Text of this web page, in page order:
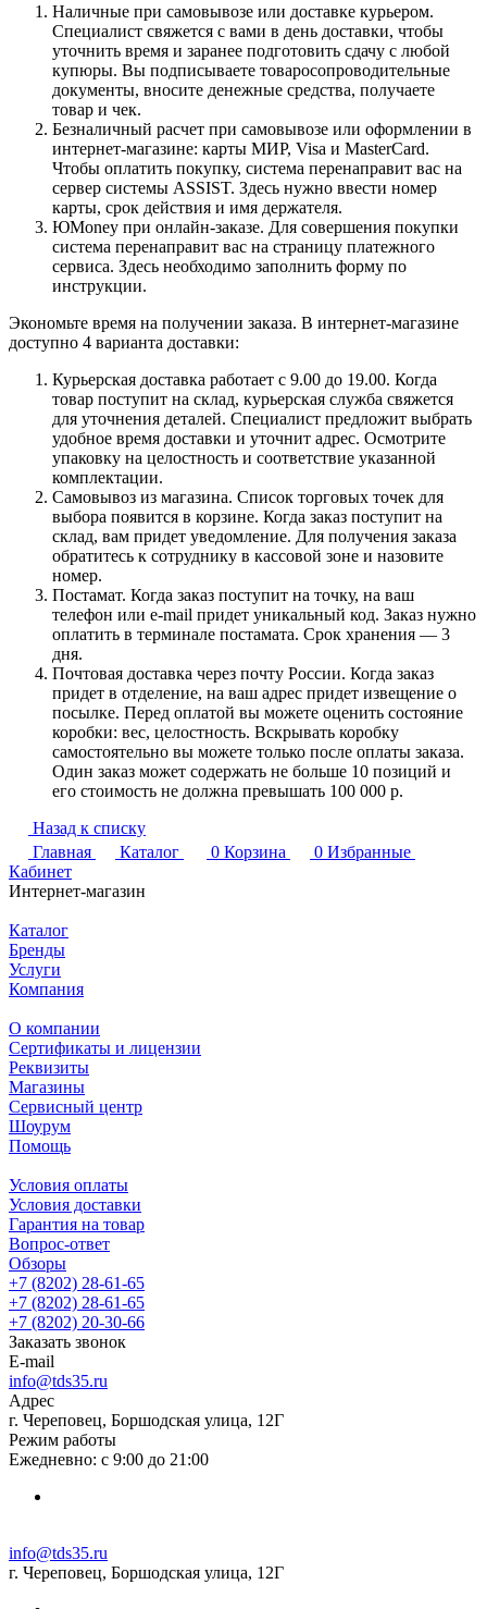
Наличные при самовывозе или доставке курьером.
Специалист свяжется с вами в день доставки, чтобы
уточнить время и заранее подготовить сдачу с любой
купюры. Вы подписываете товаросопроводительные
документы, вносите денежные средства, получаете
товар и чек.
Безналичный расчет при самовывозе или оформлении в
интернет-магазине: карты МИР, Visa и MasterCard.
Чтобы оплатить покупку, система перенаправит вас на
сервер системы ASSIST. Здесь нужно ввести номер
карты, срок действия и имя держателя.
ЮMoney при онлайн-заказе. Для совершения покупки
система перенаправит вас на страницу платежного
сервиса. Здесь необходимо заполнить форму по
инструкции.
Экономьте время на получении заказа. В интернет-магазине
доступно 4 варианта доставки:
Курьерская доставка работает с 9.00 до 19.00. Когда
товар поступит на склад, курьерская служба свяжется
для уточнения деталей. Специалист предложит выбрать
удобное время доставки и уточнит адрес. Осмотрите
упаковку на целостность и соответствие указанной
комплектации.
Самовывоз из магазина. Список торговых точек для
выбора появится в корзине. Когда заказ поступит на
склад, вам придет уведомление. Для получения заказа
обратитесь к сотруднику в кассовой зоне и назовите
номер.
Постамат. Когда заказ поступит на точку, на ваш
телефон или e-mail придет уникальный код. Заказ нужно
оплатить в терминале постамата. Срок хранения — 3
дня.
Почтовая доставка через почту России. Когда заказ
придет в отделение, на ваш адрес придет извещение о
посылке. Перед оплатой вы можете оценить состояние
коробки: вес, целостность. Вскрывать коробку
самостоятельно вы можете только после оплаты заказа.
Один заказ может содержать не больше 10 позиций и
его стоимость не должна превышать 100 000 р.
Назад к списку
Главная
Каталог 0 Корзина 0 Избранные
Кабинет
Интернет-магазин
Каталог
Бренды
Услуги
Компания
О компании
Сертификаты и лицензии
Реквизиты
Магазины
Сервисный центр
Шоурум
Помощь
Условия оплаты
Условия доставки
Гарантия на товар
Вопрос-ответ
Обзоры
+7 (8202) 28‑61-65
+7 (8202) 28‑61-65
+7 (8202) 20‑30-66
Заказать звонок
E-mail
info@tds35.ru
Адрес
г. Череповец, Боршодская улица, 12Г
Режим работы
Ежедневно: с 9:00 до 21:00
info@tds35.ru
г. Череповец, Боршодская улица, 12Г